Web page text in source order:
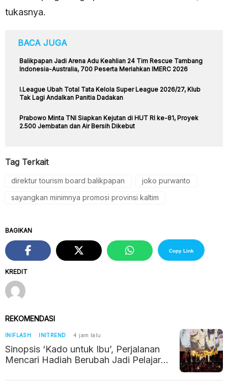
tukasnya.
BACA JUGA
Balikpapan Jadi Arena Adu Keahlian 24 Tim Rescue Tambang
Indonesia-Australia, 700 Peserta Meriahkan IMERC 2026
I.League Ubah Total Tata Kelola Super League 2026/27, Klub
Tak Lagi Andalkan Panitia Dadakan
Prabowo Minta TNI Siapkan Kejutan di HUT RI ke-81, Proyek
2.500 Jembatan dan Air Bersih Dikebut
Tag Terkait
direktur tourism board balikpapan
joko purwanto
sayangkan minimnya promosi provinsi kaltim
KREDIT
BAGIKAN
Copy Link
REKOMENDASI
INIFLASH INITREND 4 jam lalu
Sinopsis ‘Kado untuk Ibu’, Perjalanan
Mencari Hadiah Berubah Jadi Pelajaran